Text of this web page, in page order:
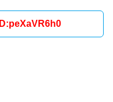
ID:peXaVR6h0